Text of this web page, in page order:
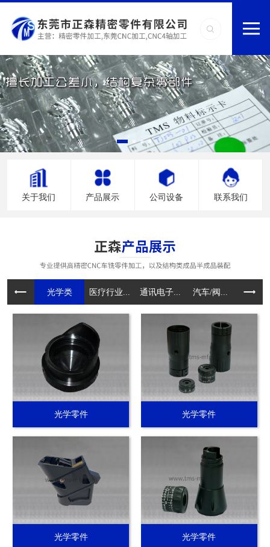
关于我们 产品展示 公司设备 联系我们
光学类 医疗行业... 通讯电子... 汽车/阀... 电动工
光学零件 光学零件
光学零件 光学零件